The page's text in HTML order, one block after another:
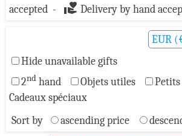
accepted - volunteer_activism Delivery by hand
EUR
Hide unavailable gifts
2nd hand Objets utiles
Petits
Cadeaux spéciaux
Sort by
ascending price